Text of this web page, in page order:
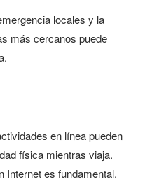
locales y la
más cercanos puede
en línea pueden
física mientras viaja.
Internet es fundamental.